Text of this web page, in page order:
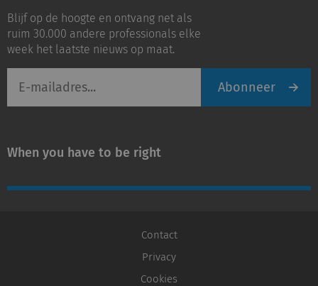
LinkedInYoutube
Blijf op de hoogte en ontvang net als
ruim 30.000 andere professionals elke
week het laatste nieuws op maat.
mailadres
Abonneer
When you have to be right
Contact
Privacy
Cookies